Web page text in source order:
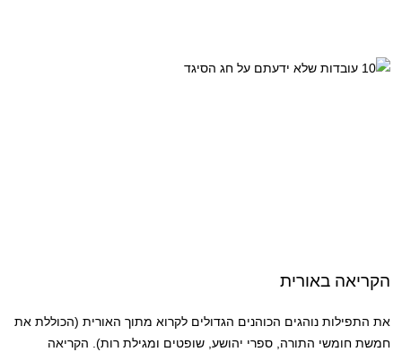
הקריאה באורית
את התפילות נוהגים הכוהנים הגדולים לקרוא מתוך האורית (הכוללת את
חמשת חומשי התורה, ספרי יהושע, שופטים ומגילת רות). הקריאה